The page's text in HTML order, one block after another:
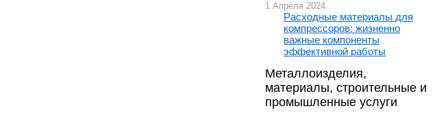
1 Апреля 2024
Расходные материалы для
компрессоров: жизненно
важные компоненты
эффективной работы
Металлоизделия,
материалы, строительные и
промышленные услуги